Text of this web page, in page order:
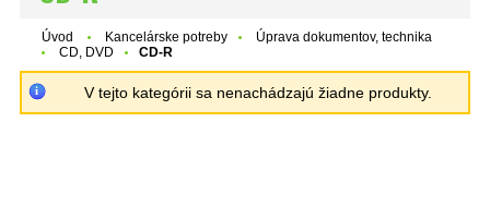
Úvod Kancelárske potreby
Úprava dokumentov, technika
CD, DVD
CD-R
V tejto kategórii sa nenachádzajú žiadne produkty.